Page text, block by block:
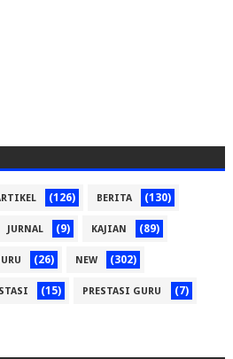
(126) BERITA (130)
JURNAL (9) KAJIAN (89)
(26) NEW (302)
(15) PRESTASI GURU (7)